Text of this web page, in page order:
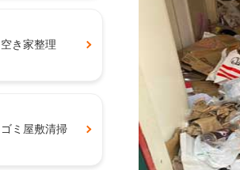
空き家整理
ゴミ屋敷清掃